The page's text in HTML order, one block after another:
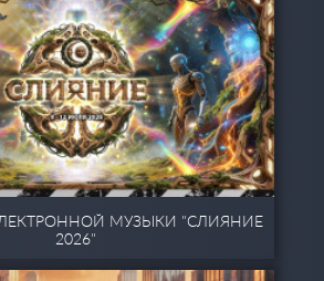
МУЗЫКИ "СЛИЯНИЕ
2026"